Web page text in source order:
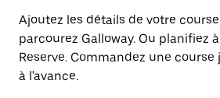
Ajoutez les détails de votre
parcourez Galloway. Ou planifiez
Reserve. Commandez une
à l'avance.